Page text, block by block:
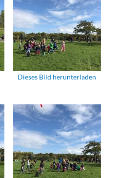
Dieses Bild herunterladen